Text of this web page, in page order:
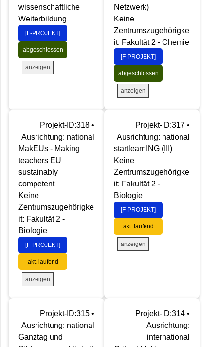
wissenschaftliche
Weiterbildung
[F-PROJEKT]
abgeschlossen
anzeigen
Netzwerk)
Keine
Zentrumszugehörigke
it: Fakultät 2 - Chemie
[F-PROJEKT]
abgeschlossen
anzeigen
Projekt-ID:318 •
Ausrichtung: national
MakEUs - Making
teachers EU
sustainably
competent
Keine
Zentrumszugehörigke
it: Fakultät 2 -
Biologie
[F-PROJEKT]
akt. laufend
anzeigen
Projekt-ID:317 •
Ausrichtung: national
startlearnING (III)
Keine
Zentrumszugehörigke
it: Fakultät 2 -
Biologie
[F-PROJEKT]
akt. laufend
anzeigen
Projekt-ID:315 •
Ausrichtung: national
Ganztag und
Projekt-ID:314 •
Ausrichtung:
international